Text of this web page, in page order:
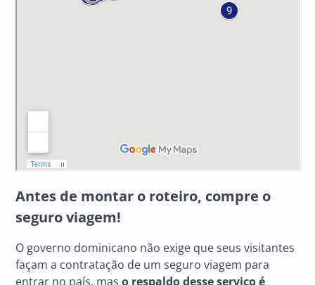
Antes de montar o roteiro, compre o
seguro viagem!
O governo dominicano não exige que seus visitantes
façam a contratação de um seguro viagem para
entrar no país, maso respaldo desse serviço é